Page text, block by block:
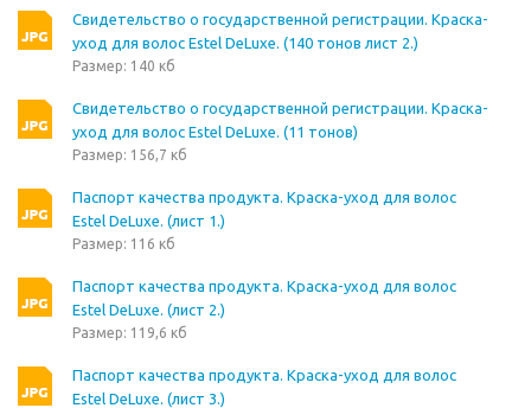
Свидетельство о государственной регистрации. Краска-
уход для волос Estel DeLuxe. (140 тонов лист 2.)
Размер: 140 кб
Свидетельство о государственной регистрации. Краска-
уход для волос Estel DeLuxe. (11 тонов)
Размер: 156,7 кб
Паспорт качества продукта. Краска-уход для волос
Estel DeLuxe. (лист 1.)
Размер: 116 кб
Паспорт качества продукта. Краска-уход для волос
Estel DeLuxe. (лист 2.)
Размер: 119,6 кб
Паспорт качества продукта. Краска-уход для волос
Estel DeLuxe. (лист 3.)